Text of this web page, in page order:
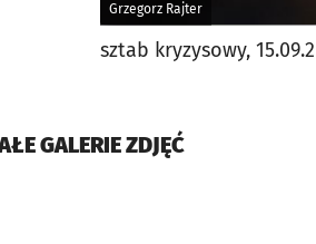
Grzegorz Rajter
sztab kryzysowy,
GALERIE ZDJĘĆ